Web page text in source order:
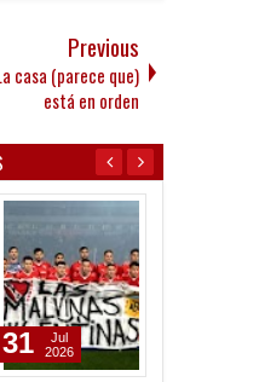
Previous
casa (parece que)
está en orden
31
Jul
2026